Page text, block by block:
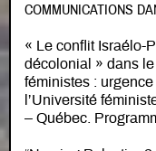
COMMUNICATIONS
« Le conflit Israélo-
décolonial » dans
féministes :
l’Université
– Québec.